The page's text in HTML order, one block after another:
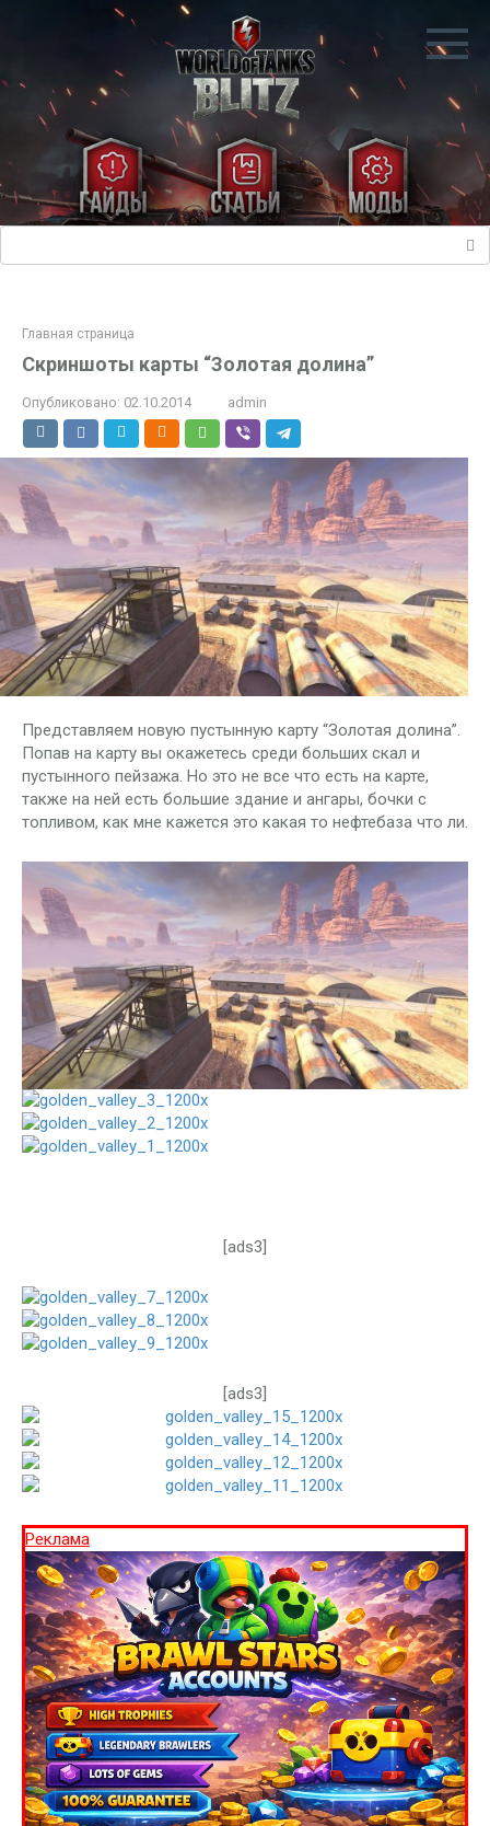
Главная страница
Скриншоты карты “Золотая долина”
Опубликовано: 02.10.2014 admin
Представляем новую пустынную карту “Золотая долина”.
Попав на карту вы окажетесь среди больших скал и
пустынного пейзажа. Но это не все что есть на карте,
также на ней есть большие здание и ангары, бочки с
топливом, как мне кажется это какая то нефтебаза что ли.
[ads3]
[ads3]
Реклама